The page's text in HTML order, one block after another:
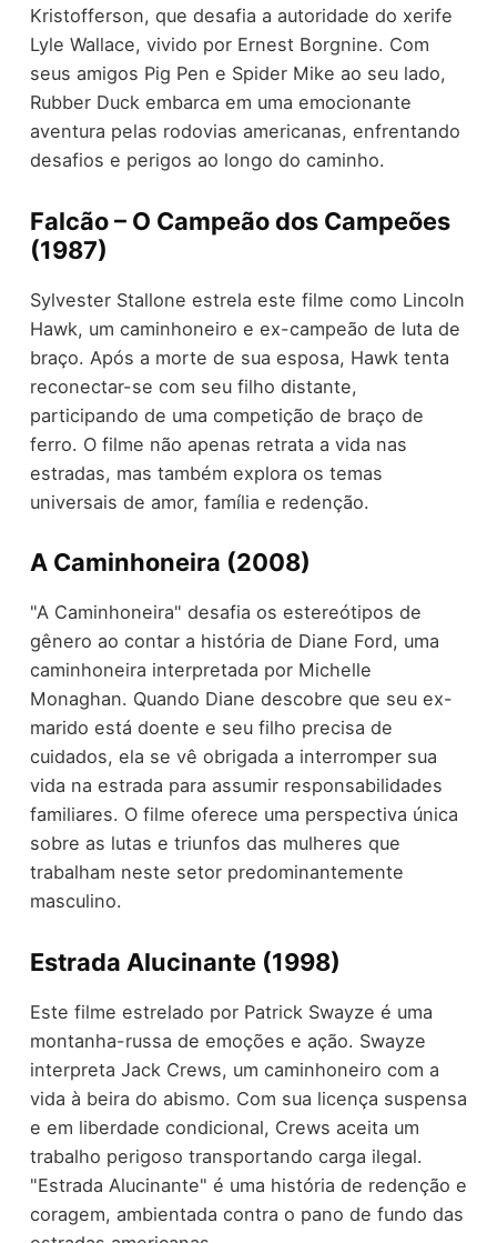
Kristofferson, que desafia a autoridade do xerife
Lyle Wallace, vivido por Ernest Borgnine. Com
seus amigos Pig Pen e Spider Mike ao seu lado,
Rubber Duck embarca em uma emocionante
aventura pelas rodovias americanas, enfrentando
desafios e perigos ao longo do caminho.
Falcão – O Campeão dos Campeões
(1987)
Sylvester Stallone estrela este filme como Lincoln
Hawk, um caminhoneiro e ex-campeão de luta de
braço. Após a morte de sua esposa, Hawk tenta
reconectar-se com seu filho distante,
participando de uma competição de braço de
ferro. O filme não apenas retrata a vida nas
estradas, mas também explora os temas
universais de amor, família e redenção.
A Caminhoneira (2008)
"A Caminhoneira" desafia os estereótipos de
gênero ao contar a história de Diane Ford, uma
caminhoneira interpretada por Michelle
Monaghan. Quando Diane descobre que seu ex-
marido está doente e seu filho precisa de
cuidados, ela se vê obrigada a interromper sua
vida na estrada para assumir responsabilidades
familiares. O filme oferece uma perspectiva única
sobre as lutas e triunfos das mulheres que
trabalham neste setor predominantemente
masculino.
Estrada Alucinante (1998)
Este filme estrelado por Patrick Swayze é uma
montanha-russa de emoções e ação. Swayze
interpreta Jack Crews, um caminhoneiro com a
vida à beira do abismo. Com sua licença suspensa
e em liberdade condicional, Crews aceita um
trabalho perigoso transportando carga ilegal.
"Estrada Alucinante" é uma história de redenção e
coragem, ambientada contra o pano de fundo das